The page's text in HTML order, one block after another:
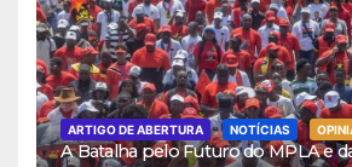
ARTIGO DE ABERTURA NOTÍCIAS
A Batalha pelo Futuro do MPLA e